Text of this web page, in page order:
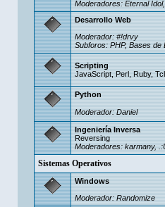
Moderadores: Eternal Idol,
Desarrollo Web
Moderador: #!drvy
Subforos: PHP, Bases de
Scripting
JavaScript, Perl, Ruby,
Python
Moderador: Danielㅤ
Ingeniería Inversa
Reversing
Moderadores: karmany,
Sistemas Operativos
Windows
Moderador: Randomize